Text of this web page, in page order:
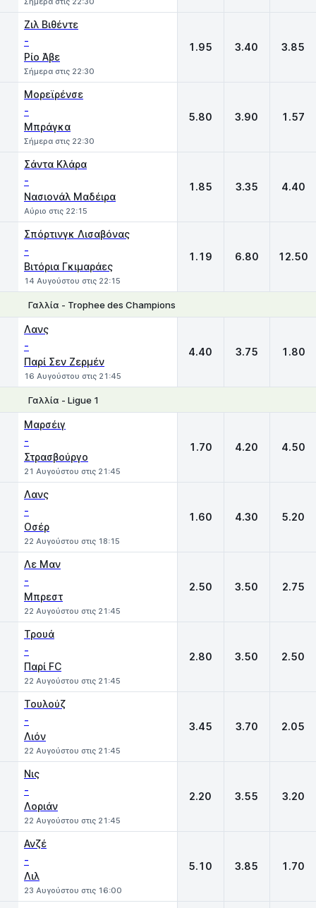
Ζιλ Βιθέντε
-
Ρίο Άβε
Σήμερα στις 22:30
1.95 3.40 3.85
Μορεϊρένσε
-
Μπράγκα
Σήμερα στις 22:30
5.80 3.90 1.57
Σάντα Κλάρα
-
Νασιονάλ Μαδέιρα
Αύριο στις 22:15
1.85 3.35 4.40
Σπόρτινγκ Λισαβόνας
-
Βιτόρια Γκιμαράες
14 Αυγούστου στις 22:15
1.19 6.80 12.50
Γαλλία - Trophee des Champions
Λανς
-
Παρί Σεν Ζερμέν
16 Αυγούστου στις 21:45
4.40 3.75 1.80
Γαλλία - Ligue 1
Μαρσέιγ
-
Στρασβούργο
21 Αυγούστου στις 21:45
1.70 4.20 4.50
Λανς
-
Οσέρ
22 Αυγούστου στις 18:15
1.60 4.30 5.20
Λε Μαν
-
Μπρεστ
22 Αυγούστου στις 21:45
2.50 3.50 2.75
Τρουά
-
Παρί FC
22 Αυγούστου στις 21:45
2.80 3.50 2.50
Τουλούζ
-
Λιόν
22 Αυγούστου στις 21:45
3.45 3.70 2.05
Νις
-
Λοριάν
22 Αυγούστου στις 21:45
2.20 3.55 3.20
Ανζέ
-
Λιλ
23 Αυγούστου στις 16:00
5.10 3.85 1.70